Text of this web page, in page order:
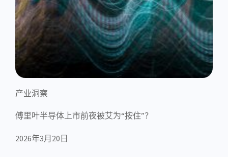
产业洞察
傅里叶半导体上市前夜被艾为“按住”？
2026年3月20日